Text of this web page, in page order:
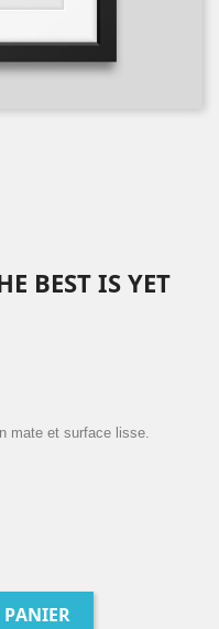
BEST IS YET
mate et surface lisse.
PANIER